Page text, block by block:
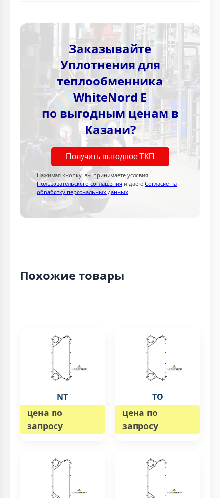
Заказывайте
Уплотнения для
теплообменника
WhiteNord E
по выгодным ценам в
Казани?
Получить выгодное ТКП
Нажимая кнопку, вы принимаете условия
Пользовательского соглашения и даете Согласие на
обработку персональных данных
Похожие товары
NT
цена по
запросу
TO
цена по
запросу